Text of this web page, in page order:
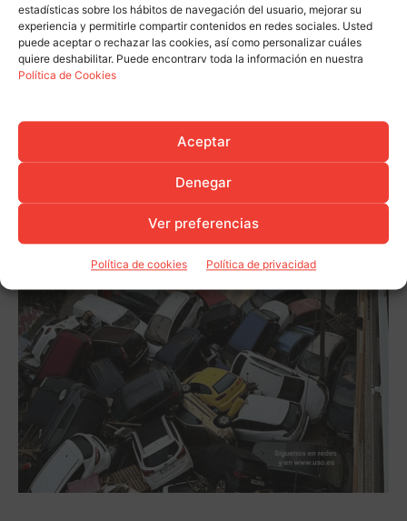
estadísticas sobre los hábitos de navegación del usuario, mejorar su
experiencia y permitirle compartir contenidos en redes sociales. Usted
puede aceptar o rechazar las cookies, así como personalizar cuáles
quiere deshabilitar. Puede encontrarv toda la información en nuestra
Política de Cookies
Aceptar
Denegar
Ver preferencias
Política de cookies Política de privacidad